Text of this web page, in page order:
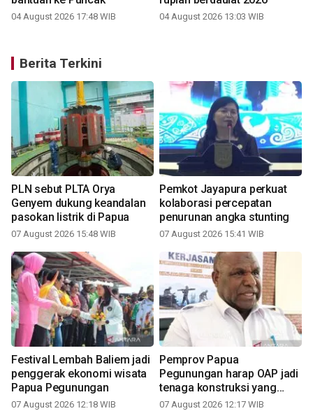
04 August 2026 17:48 WIB 04 August 2026 13:03 WIB
Berita Terkini
PLN sebut PLTA Orya
Genyem dukung keandalan
pasokan listrik di Papua
07 August 2026 15:48 WIB
Pemkot Jayapura perkuat
kolaborasi percepatan
penurunan angka stunting
07 August 2026 15:41 WIB
Festival Lembah Baliem jadi
penggerak ekonomi wisata
Papua Pegunungan
07 August 2026 12:18 WIB
Pemprov Papua
Pegunungan harap OAP jadi
tenaga konstruksi yang
andal
07 August 2026 12:17 WIB